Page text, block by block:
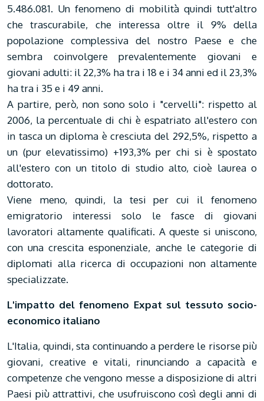
5.486.081. Un fenomeno di mobilità quindi tutt'altro
che trascurabile, che interessa oltre il 9% della
popolazione complessiva del nostro Paese e che
sembra coinvolgere prevalentemente giovani e
giovani adulti: il 22,3% ha tra i 18 e i 34 anni ed il 23,3%
ha tra i 35 e i 49 anni.
A partire, però, non sono solo i "cervelli": rispetto al
2006, la percentuale di chi è espatriato all'estero con
in tasca un diploma è cresciuta del 292,5%, rispetto a
un (pur elevatissimo) +193,3% per chi si è spostato
all'estero con un titolo di studio alto, cioè laurea o
dottorato.
Viene meno, quindi, la tesi per cui il fenomeno
emigratorio interessi solo le fasce di giovani
lavoratori altamente qualificati. A queste si uniscono,
con una crescita esponenziale, anche le categorie di
diplomati alla ricerca di occupazioni non altamente
specializzate.
L'impatto del fenomeno Expat sul tessuto socio-
economico italiano
L'Italia, quindi, sta continuando a perdere le risorse più
giovani, creative e vitali, rinunciando a capacità e
competenze che vengono messe a disposizione di altri
Paesi più attrattivi, che usufruiscono così degli anni di